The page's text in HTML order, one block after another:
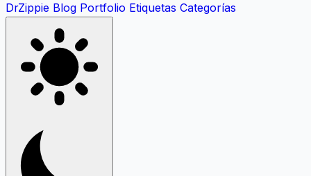
DrZippie Blog Portfolio Etiquetas Categorías